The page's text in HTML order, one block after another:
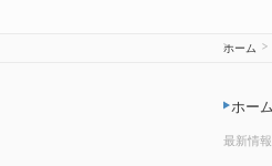
ホーム
ホーム
最新情報